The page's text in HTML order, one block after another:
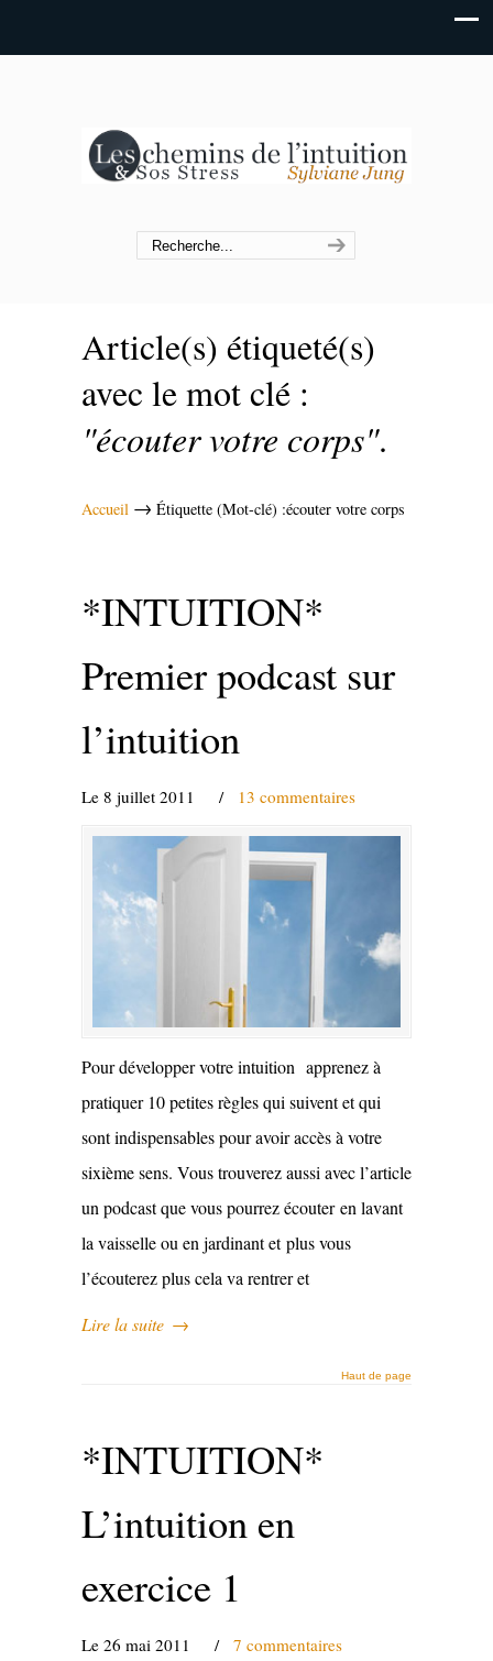
Article(s) étiqueté(s)
avec le mot clé :
"écouter votre corps".
Accueil → Étiquette (Mot-clé) :écouter votre corps
*INTUITION*
Premier podcast sur
l’intuition
Le 8 juillet 2011 / 13 commentaires
Pour développer votre intuition apprenez à
pratiquer 10 petites règles qui suivent et qui
sont indispensables pour avoir accès à votre
sixième sens. Vous trouverez aussi avec l’article
un podcast que vous pourrez écouter en lavant
la vaisselle ou en jardinant et plus vous
l’écouterez plus cela va rentrer et
Lire la suite →
Haut de page
*INTUITION*
L’intuition en
exercice 1
Le 26 mai 2011 / 7 commentaires